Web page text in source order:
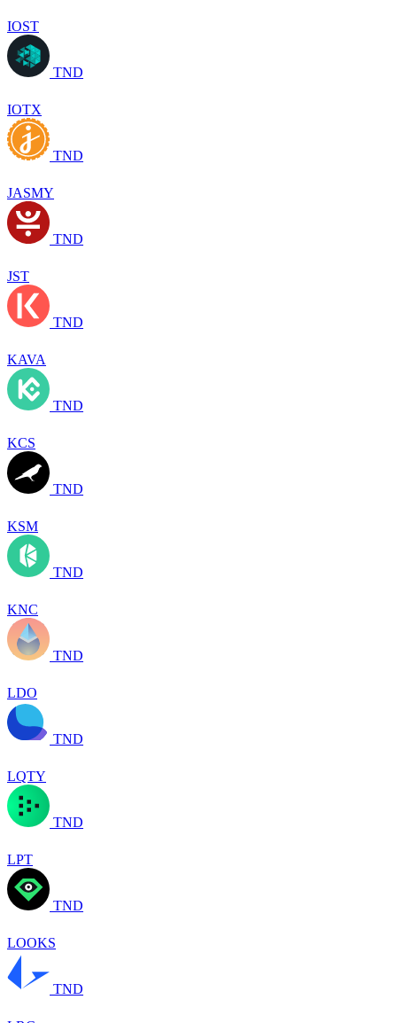
IOST
TND
IOTX
TND
JASMY
TND
JST
TND
KAVA
TND
KCS
TND
KSM
TND
KNC
TND
LDO
TND
LQTY
TND
LPT
TND
LOOKS
TND